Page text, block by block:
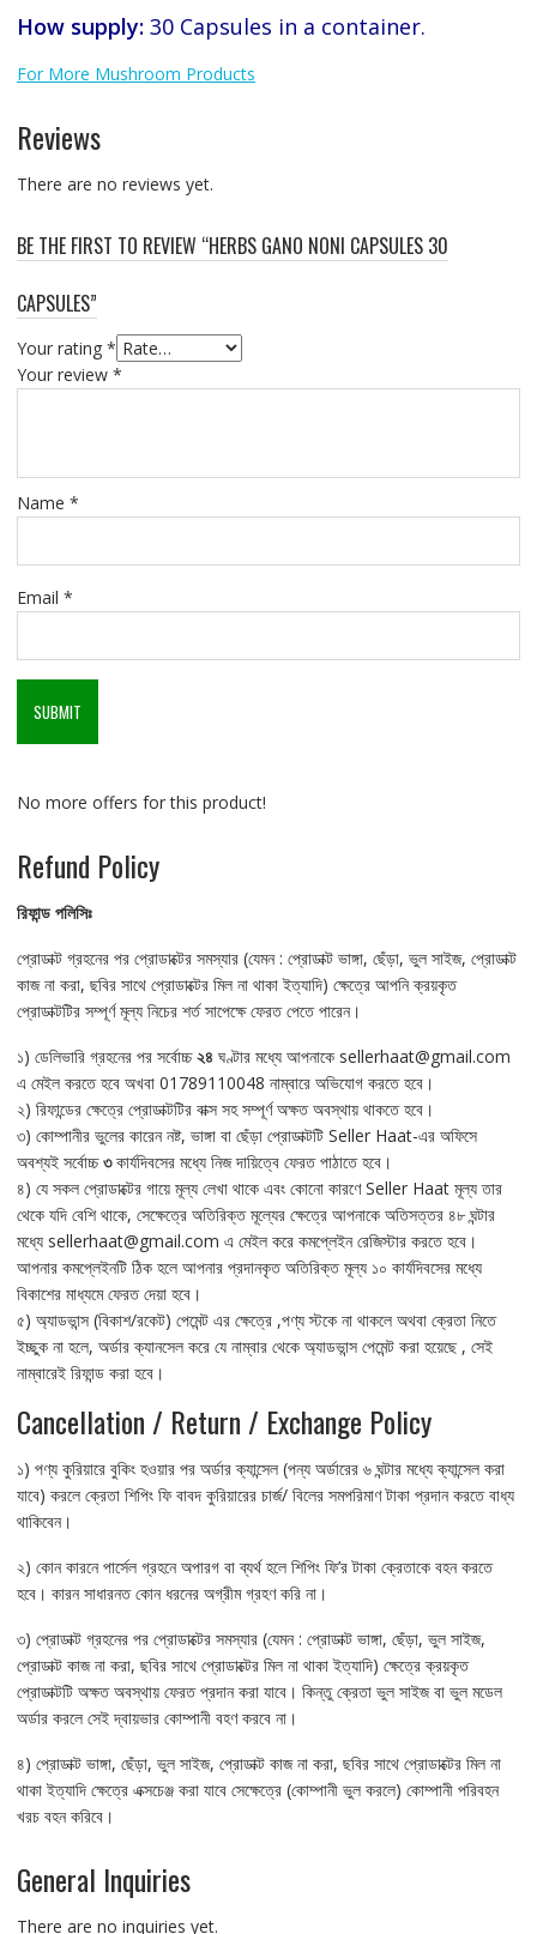
How supply: 30 Capsules in a container.
For More Mushroom Products
Reviews
There are no reviews yet.
BE THE FIRST TO REVIEW “HERBS GANO NONI CAPSULES 30
CAPSULES”
Your rating *
Your review *
Name *
Email *
No more offers for this product!
Refund Policy
রিফান্ড পলিসিঃ
প্রোডাক্ট গ্রহনের পর প্রোডাক্টের সমস্যার (যেমন : প্রোডাক্ট ভাঙ্গা, ছেঁড়া, ভুল সাইজ, প্রোডাক্ট
কাজ না করা, ছবির সাথে প্রোডাক্টের মিল না থাকা ইত্যাদি) ক্ষেত্রে আপনি ক্রয়কৃত
প্রোডাক্টটির সম্পূর্ণ মূল্য নিচের শর্ত সাপেক্ষে ফেরত পেতে পারেন।
১) ডেলিভারি গ্রহনের পর সর্বোচ্চ২৪ ঘণ্টার মধ্যে আপনাকে sellerhaat@gmail.com
এ মেইল করতে হবে অখবা 01789110048 নাম্বারে অভিযোগ করতে হবে।
২) রিফান্ডের ক্ষেত্রে প্রোডাক্টটির বাক্স সহ সম্পূর্ণ অক্ষত অবস্থায় থাকতে হবে।
৩) কোম্পানীর ভুলের কারেন নষ্ট, ভাঙ্গা বা ছেঁড়া প্রোডাক্টটি Seller Haat-এর অফিসে
অবশ্যই সর্বোচ্চ৩কার্যদিবসের মধ্যে নিজ দায়িত্বে ফেরত পাঠাতে হবে।
৪) যে সকল প্রোডাক্টের গায়ে মূল্য লেখা থাকে এবং কোনো কারণে Seller Haat মূল্য তার
থেকে যদি বেশি থাকে, সেক্ষেত্রে অতিরিক্ত মূল্যের ক্ষেত্রে আপনাকে অতিসত্তর ৪৮ ঘন্টার
মধ্যে sellerhaat@gmail.com এ মেইল করে কমপ্লেইন রেজিস্টার করতে হবে।
আপনার কমপ্লেইনটি ঠিক হলে আপনার প্রদানকৃত অতিরিক্ত মূল্য ১০ কার্যদিবসের মধ্যে
বিকাশের মাধ্যমে ফেরত দেয়া হবে।
৫) অ্যাডভান্স (বিকাশ/রকেট) পেমেন্ট এর ক্ষেত্রে ,পণ্য স্টকে না থাকলে অথবা ক্রেতা নিতে
ইচ্ছুক না হলে, অর্ডার ক্যানসেল করে যে নাম্বার থেকে অ্যাডভান্স পেমেন্ট করা হয়েছে , সেই
নাম্বারেই রিফান্ড করা হবে।
Cancellation / Return / Exchange Policy
১) পণ্য কুরিয়ারে বুকিং হওয়ার পর অর্ডার ক্যান্সেল (পন্য অর্ডারের ৬ ঘন্টার মধ্যে ক্যান্সেল করা
যাবে) করলে ক্রেতা শিপিং ফি বাবদ কুরিয়ারের চার্জ/ বিলের সমপরিমাণ টাকা প্রদান করতে বাধ্য
থাকিবেন।
২) কোন কারনে পার্সেল গ্রহনে অপারগ বা ব্যর্থ হলে শিপিং ফি’র টাকা ক্রেতাকে বহন করতে
হবে। কারন সাধারনত কোন ধরনের অগ্রীম গ্রহণ করি না।
৩) প্রোডাক্ট গ্রহনের পর প্রোডাক্টের সমস্যার (যেমন : প্রোডাক্ট ভাঙ্গা, ছেঁড়া, ভুল সাইজ,
প্রোডাক্ট কাজ না করা, ছবির সাথে প্রোডাক্টের মিল না থাকা ইত্যাদি) ক্ষেত্রে ক্রয়কৃত
প্রোডাক্টটি অক্ষত অবস্থায় ফেরত প্রদান করা যাবে। কিন্তু ক্রেতা ভুল সাইজ বা ভুল মডেল
অর্ডার করলে সেই দ্বায়ভার কোম্পানী বহণ করবে না।
৪) প্রোডাক্ট ভাঙ্গা, ছেঁড়া, ভুল সাইজ, প্রোডাক্ট কাজ না করা, ছবির সাথে প্রোডাক্টের মিল না
থাকা ইত্যাদি ক্ষেত্রে এক্সচেঞ্জ করা যাবে সেক্ষেত্রে (কোম্পানী ভুল করলে) কোম্পানী পরিবহন
খরচ বহন করিবে।
General Inquiries
There are no inquiries yet.